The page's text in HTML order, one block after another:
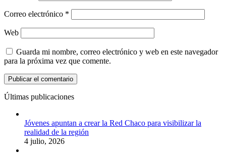
Correo electrónico *
Web
Guarda mi nombre, correo electrónico y web en este navegador
para la próxima vez que comente.
Últimas publicaciones
Jóvenes apuntan a crear la Red Chaco para visibilizar la
realidad de la región
4 julio, 2026